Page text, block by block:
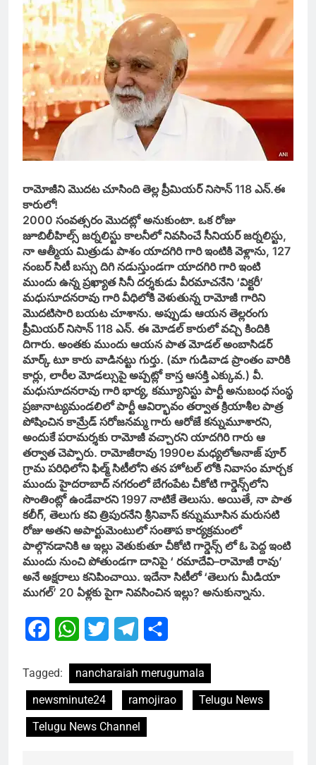
రామోజీని మొదట చూసింది తెల్ల ప్రీమియర్‌ నిసాన్‌ 118 ఎన్‌.ఈ
కారులో!
2000 సంవత్సరం మొదట్లో అనుకుంటా. ఒక రోజు
జూబిలీహిల్స్‌ జర్నలిస్టు కాలనీలో నివసించే సీనియర్‌ జర్నలిస్టు,
నా ఆత్మీయ మిత్రుడు పాశం యాదగిరి గారి ఇంటికి వెళ్లాను, 127
నంబర్‌ సిటీ బస్సు దిగి నడుస్తుండగా యాదగిరి గారి ఇంటి
ముందు ఉన్న ప్రఖ్యాత సినీ దర్శకుడు వీరమాచనేని ‘విక్టరీ’
మధుసూదనరావు గారి వీధిలోకి వెళుతున్న రామోజీ గారిని
మొదటిసారి బయట చూశాను. అప్పుడు ఆయన తెల్లరంగు
ప్రీమియర్‌ నిసాన్‌ 118 ఎన్‌. ఈ మోడల్‌ కారులో వచ్చి కిందికి
దిగారు. అంతకు ముందు ఆయన పాత మోడల్‌ అంబాసిడర్‌
మార్క్‌ టూ కారు వాడినట్టు గుర్తు. (మా గుడివాడ ప్రాంతం వారికి
కార్లు, లారీల మోడల్సుపై అప్పట్లో కాస్త ఆసక్తి ఎక్కువ.) వీ.
మధుసూదనరావు గారి భార్య, కమ్యూనిస్టు పార్టీ అనుబంధ సంస్థ
ప్రజానాట్యమండలిలో పార్టీ ఆవిర్భావం తర్వాత క్రియాశీల పాత్ర
పోషించిన కామ్రేడ్‌ సరోజనమ్మ గారు ఆరోజే కన్నుమూశారని,
అందుకే పరామర్శకు రామోజీ వచ్చారని యాదగిరి గారు ఆ
తర్వాత చెప్పారు. రామోజీరావు 1990ల మధ్యలోఅనాజ్‌ పూర్‌
గ్రామ పరిధిలోని ఫిల్మ్‌ సిటీలోని తన హోటల్‌ లోకి నివాసం మార్చక
ముందు హైదరాబాద్‌ నగరంలో బేగంపేట చీకోటి గార్డెన్స్‌లోని
సొంతింట్లో ఉండేవారని 1997 నాటికే తెలుసు. అయితే, నా పాత
కలీగ్, తెలుగు కవి త్రిపురనేని శ్రీనివాస్‌ కన్నుమూసిన మరుసటి
రోజు అతని అపార్టుమెంటులో సంతాప కార్యక్రమంలో
పాల్గొనడానికి ఆ ఇల్లు వెతుకుతూ చీకోటి గార్డెన్స్‌ లో ఓ పెద్ద ఇంటి
ముందు నుంచి పోతుండగా దానిపై ‘ రమాదేవి–రామోజీ రావు’
అనే అక్షరాలు కనిపించాయి. ఇదేనా సిటీలో ‘తెలుగు మీడియా
ముగల్‌’ 20 ఏళ్లకు పైగా నివసించిన ఇల్లు? అనుకున్నాను.
FacebookWhatsApp
Twitter Telegram
Tagged:
nancharaiah merugumala
newsminute24
ramojirao
Telugu News
Telugu News Channel